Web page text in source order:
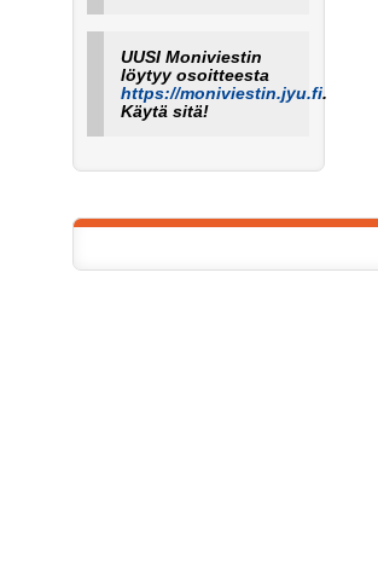
UUSI Moniviestin
löytyy osoitteesta
https://moniviestin.jyu.fi.
Käytä sitä!